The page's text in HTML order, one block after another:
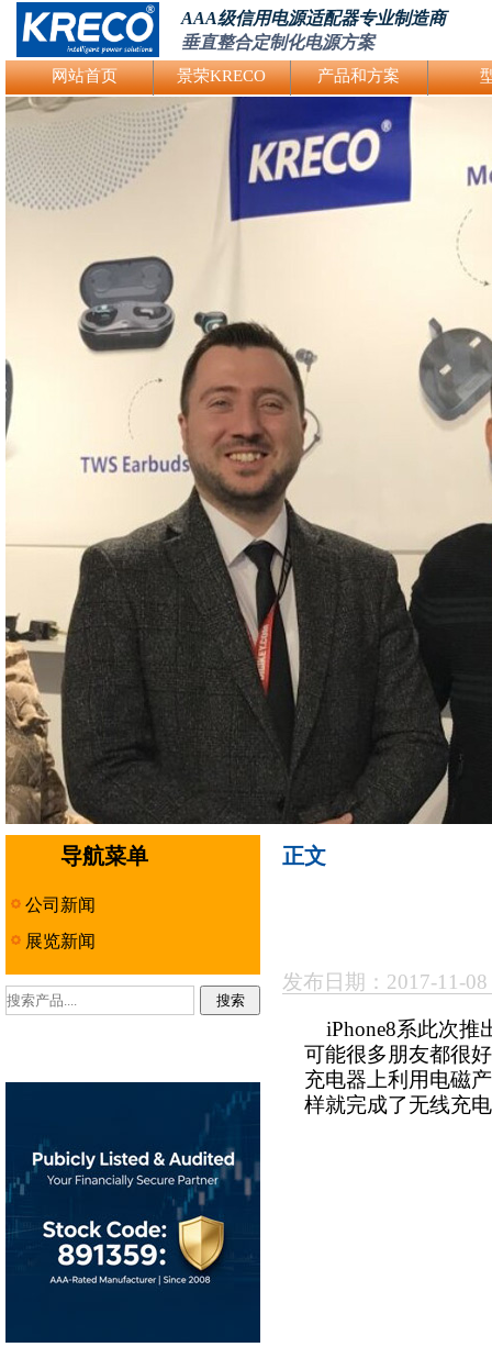
Logo Picture
AAA级信用电源适配器专业制造商
垂直整合定制化电源方案
网站首页 景荣KRECO 产品和方案
导航菜单
公司新闻
展览新闻
正文
发布日期：2017-11-
iPhone8系此次推
可能很多朋友都很
充电器上利用电磁
样就完成了无线充